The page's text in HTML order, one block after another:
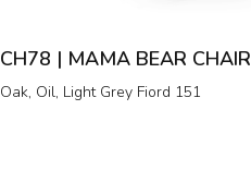
CH78 | MAMA BEAR CHAIR
Oak, Oil, Light Grey Fiord 151